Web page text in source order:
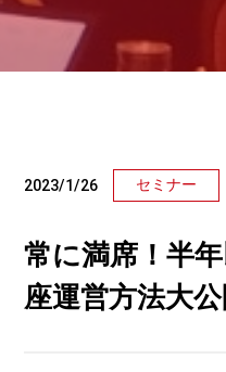
2023/1/26 セミナー
常に満席！半
座運営方法大公